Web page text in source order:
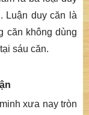
Luận duy căn là
căn không dùng
sáu căn.
xưa nay tròn